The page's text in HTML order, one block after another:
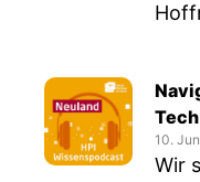
10.
Wir